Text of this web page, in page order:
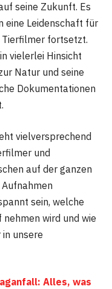
seine Zukunft. Es
eine Leidenschaft für
Tierfilmer fortsetzt.
vielerlei Hinsicht
Natur und seine
Dokumentationen
vielversprechend
und
auf der ganzen
sein, welche
wird und wie
unsere
Alles, was